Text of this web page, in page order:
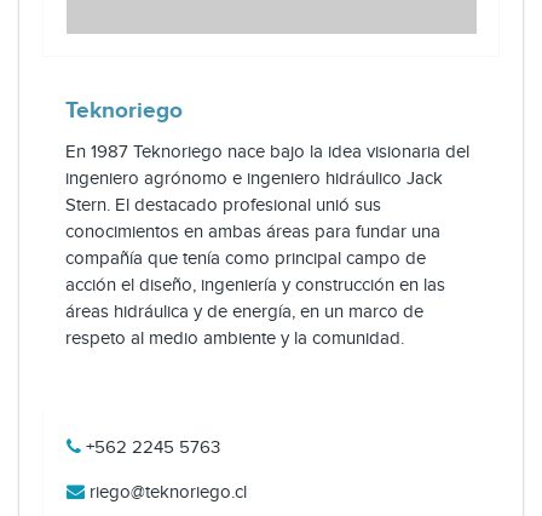
Teknoriego
En 1987 Teknoriego nace bajo la idea visionaria del
ingeniero agrónomo e ingeniero hidráulico Jack
Stern. El destacado profesional unió sus
conocimientos en ambas áreas para fundar una
compañía que tenía como principal campo de
acción el diseño, ingeniería y construcción en las
áreas hidráulica y de energía, en un marco de
respeto al medio ambiente y la comunidad.
+562 2245 5763
riego@teknoriego.cl